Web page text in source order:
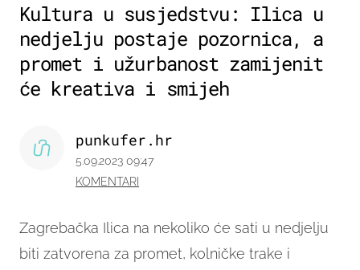
Kultura u susjedstvu: Ilica u
nedjelju postaje pozornica, a
promet i užurbanost zamijenit
će kreativa i smijeh
Zagrebačka Ilica na nekoliko će sati u nedjelju
biti zatvorena za promet, kolničke trake i
punkufer.hr
5.09.2023 09:47
KOMENTARI